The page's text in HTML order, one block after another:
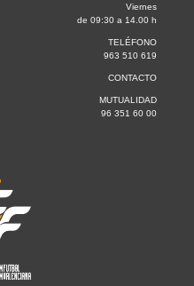
Viernes
de 09:30 a 14.00 h
TELÉFONO
963 510 619
CONTACTO
MUTUALIDAD
96 351 60 00